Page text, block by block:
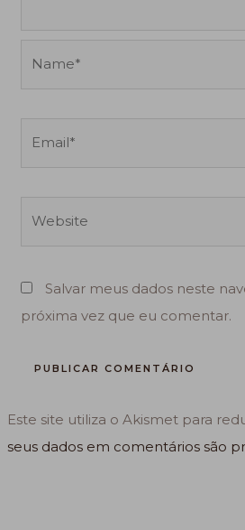
Salvar meus dados neste
próxima vez que eu comentar.
Este site utiliza o Akismet para
seus dados em comentários são